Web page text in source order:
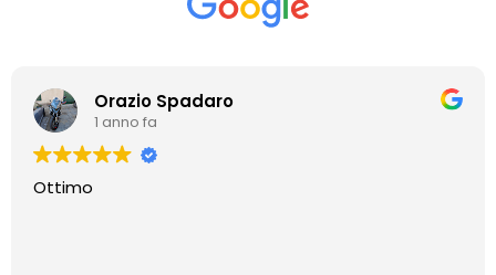
Orazio Spadaro
1 anno fa
Ottimo